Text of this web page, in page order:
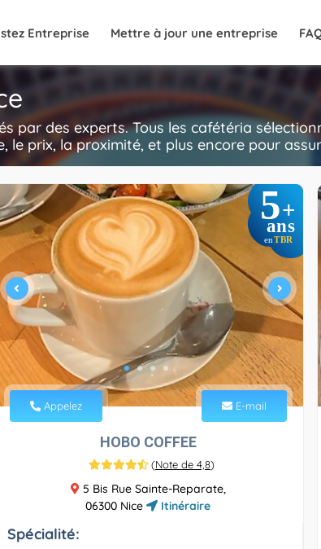
Entreprise Mettre à jour une entreprise
par des experts. Tous les cafétéria
prix, la proximité, et plus encore pour
5+
ans
en TBR
Appelez E-mail
HOBO COFFEE
(Note de 4,8)
5 Bis Rue Sainte-Reparate,
06300 Nice
Itinéraire
Spécialité: